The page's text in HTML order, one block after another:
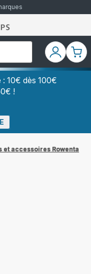
Accueil
Rowenta
Mon
compte
Mon
: 10€ dès 100€
!
et accessoires Rowenta